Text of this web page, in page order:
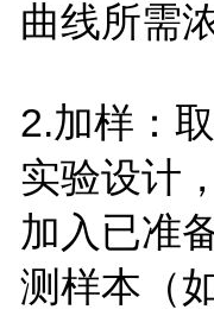
曲线所需
2.加样：
实验设计
加入已准
测样本（